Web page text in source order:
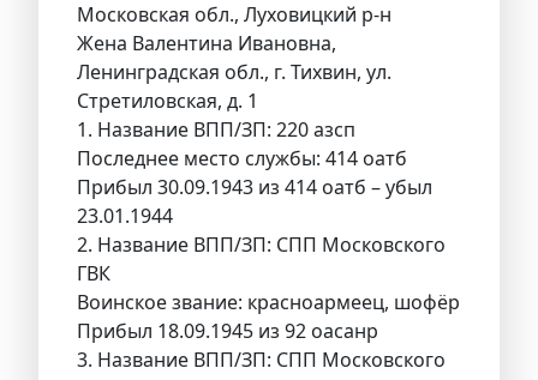
Московская обл., Луховицкий р-н
Жена Валентина Ивановна,
Ленинградская обл., г. Тихвин, ул.
Стретиловская, д. 1
1. Название ВПП/ЗП: 220 азсп
Последнее место службы: 414 оатб
Прибыл 30.09.1943 из 414 оатб – убыл
23.01.1944
2. Название ВПП/ЗП: СПП Московского
ГВК
Воинское звание: красноармеец, шофёр
Прибыл 18.09.1945 из 92 оасанр
3. Название ВПП/ЗП: СПП Московского